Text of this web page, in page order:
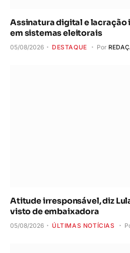
Assinatura digital e
em sistemas eleitorais
05/08/2026 DESTAQUE Por
Atitude irresponsável, diz
visto de embaixadora
05/08/2026 ÚLTIMAS NOTÍCIAS